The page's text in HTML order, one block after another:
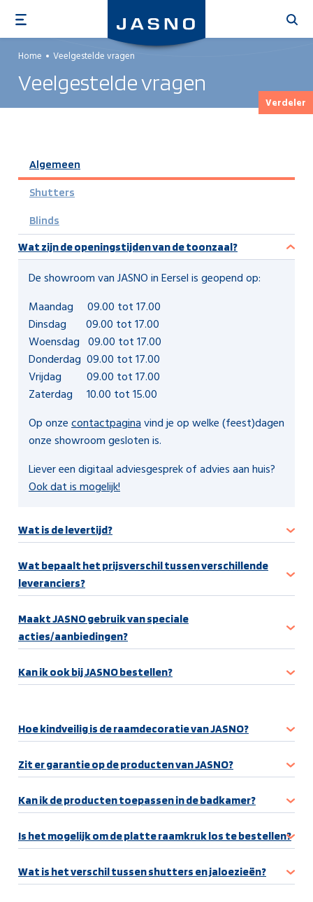
naar
inhoud
Verdeler
Home Veelgestelde vragen
Veelgestelde vragen
Algemeen
Shutters
Blinds
Wat zijn de openingstijden van de toonzaal?
De showroom van JASNO in Eersel is geopend op:
Maandag 09.00 tot 17.00
Dinsdag 09.00 tot 17.00
Woensdag 09.00 tot 17.00
Donderdag 09.00 tot 17.00
Vrijdag 09.00 tot 17.00
Zaterdag 10.00 tot 15.00
Op onzecontactpaginavind je op welke (feest)dagen
onze showroom gesloten is.
Liever een digitaal adviesgesprek of advies aan huis?
Ook dat is mogelijk!
Wat is de levertijd?
Wat bepaalt het prijsverschil tussen verschillende
leveranciers?
Maakt JASNO gebruik van speciale
acties/aanbiedingen?
Kan ik ook bij JASNO bestellen?
Hoe kindveilig is de raamdecoratie van JASNO?
Zit er garantie op de producten van JASNO?
Kan ik de producten toepassen in de badkamer?
Is het mogelijk om de platte raamkruk los te bestellen?
Wat is het verschil tussen shutters en jaloezieën?